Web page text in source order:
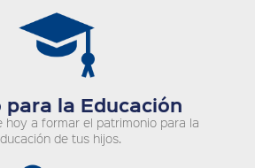
para la Educación
hoy a formar el patrimonio para la
de tus hijos.